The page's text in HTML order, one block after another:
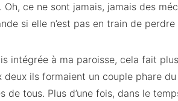
ce ne sont jamais, jamais des
si elle n’est pas en train de perdre
intégrée à ma paroisse, cela fait
ils formaient un couple phare
tous. Plus d’une fois, dans le